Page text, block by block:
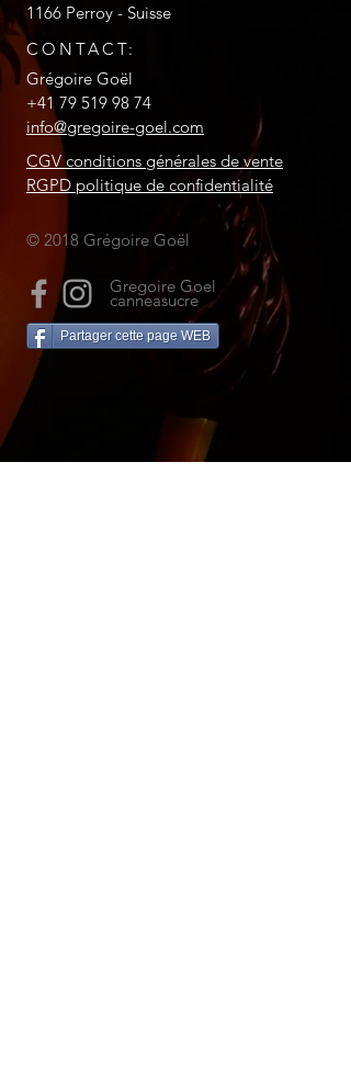
1166 Perroy - Suisse
CONTACT:
Grégoire Goël
+41 79 519 98 74
info@gregoire-goel.com
CGV conditions générales de vente
RGPD politique de confidentialité
© 2018 Grégoire Goël
Gregoire Goel
canneasucre
Partager cette page WEB